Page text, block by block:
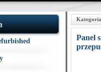
Panel